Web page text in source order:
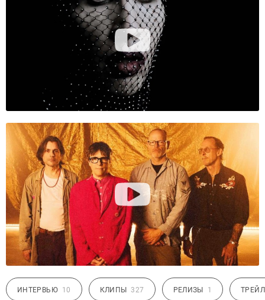
ИНТЕРВЬЮ 10 КЛИПЫ 327 РЕЛИЗЫ 1